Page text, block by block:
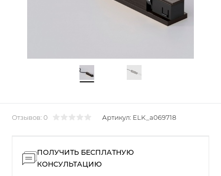
Отзывов: 0 Артикул: ELK_a069718
ПОЛУЧИТЬ БЕСПЛАТНУЮ
КОНСУЛЬТАЦИЮ